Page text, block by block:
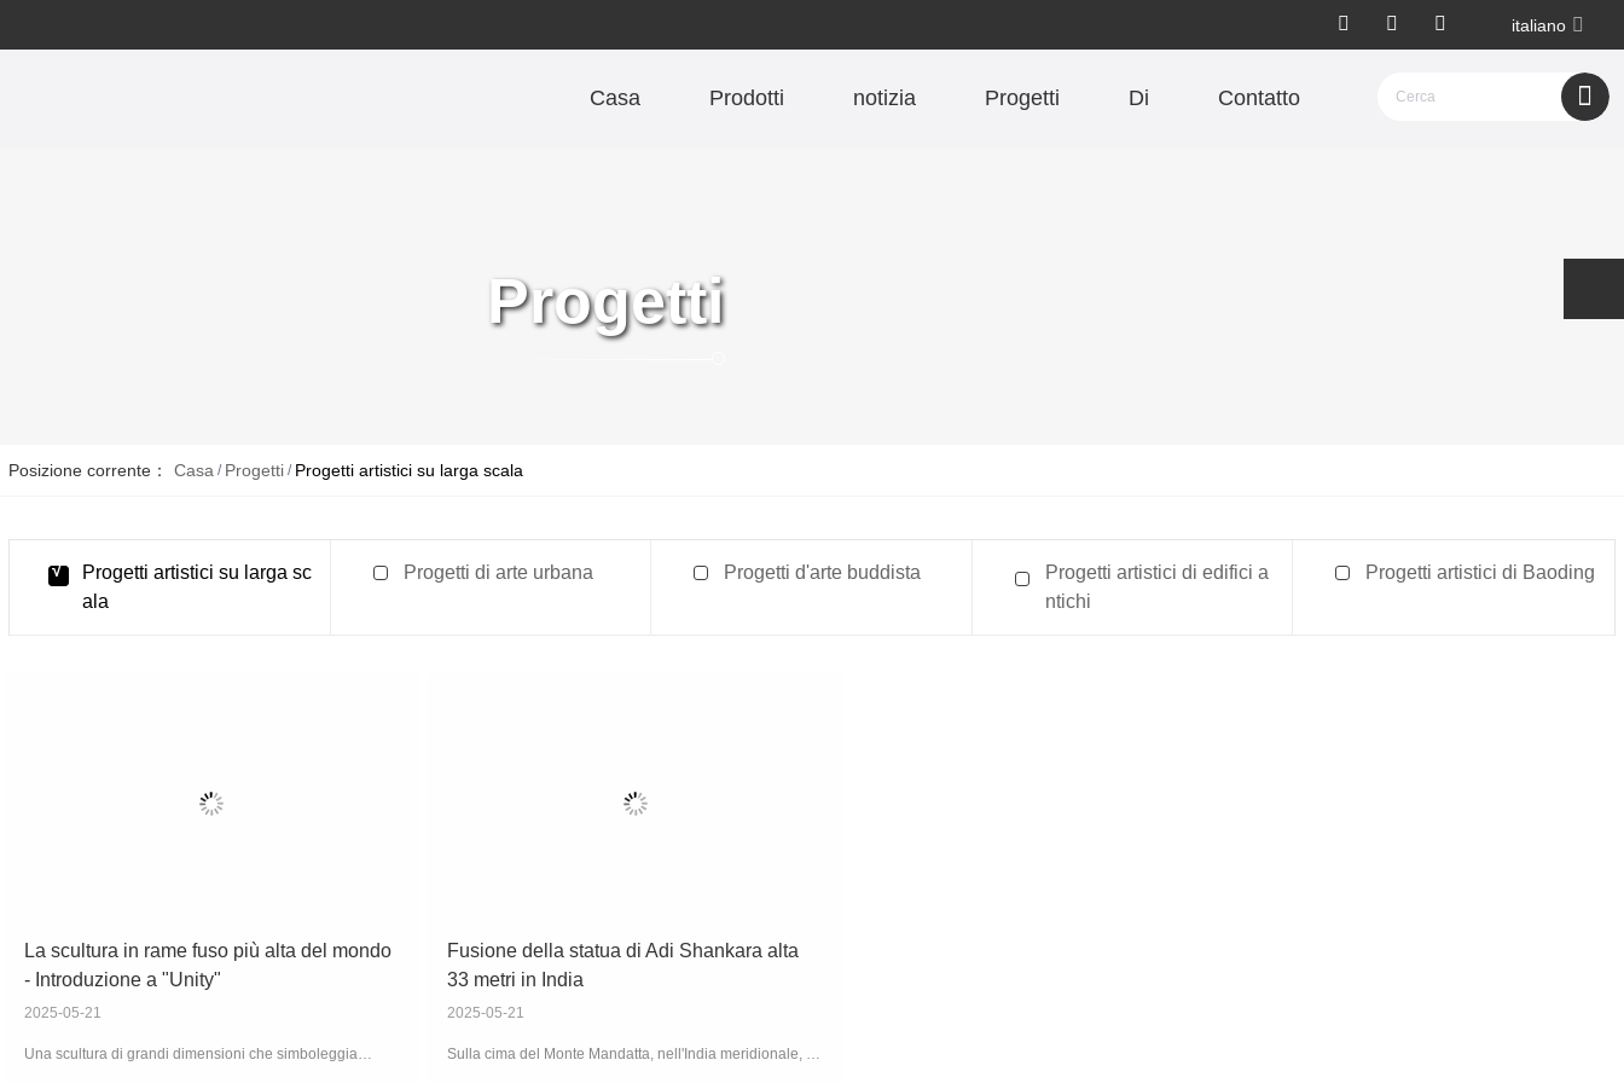
italiano
Casa Prodotti notizia Progetti Di Contatto Clear records
history re
Progetti
Posizione corrente： Casa / Progetti / Progetti artistici su larga scala
Progetti artistici su larga sc
ala
Progetti di arte urbana Progetti d'arte buddista
Progetti artistici di edifici a
ntichi
Progetti artistici di Baoding